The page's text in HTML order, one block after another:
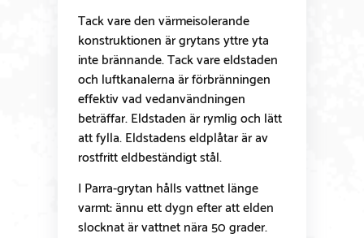
Tack vare den värmeisolerande
konstruktionen är grytans yttre yta
inte brännande. Tack vare eldstaden
och luftkanalerna är förbränningen
effektiv vad vedanvändningen
beträffar. Eldstaden är rymlig och lätt
att fylla. Eldstadens eldplåtar är av
rostfritt eldbeständigt stål.
I Parra-grytan hålls vattnet länge
varmt: ännu ett dygn efter att elden
slocknat är vattnet nära 50 grader.